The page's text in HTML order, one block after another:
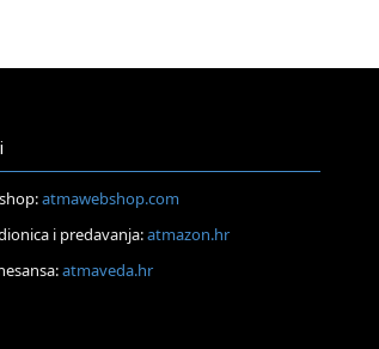
atmawebshop.com
i predavanja:atmazon.hr
atmaveda.hr